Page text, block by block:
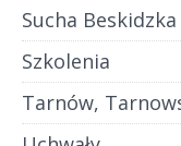
Sucha Beskidzka
Szkolenia
Tarnów,